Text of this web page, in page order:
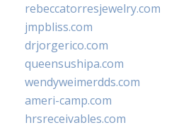
rebeccatorresjewelry.com
jmpbliss.com
drjorgerico.com
queensushipa.com
wendyweimerdds.com
ameri-camp.com
hrsreceivables.com